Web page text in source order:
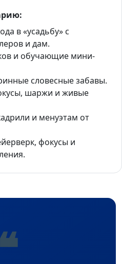
в «усадьбу» с
и дам.
и обучающие мини-
словесные забавы.
шаржи и живые
и менуэтам от
фокусы и
❝